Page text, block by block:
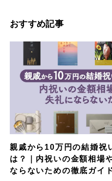
おすすめ記事
親戚から10万円の結婚祝
は？｜内祝いの金額相場
ならないための徹底ガイ